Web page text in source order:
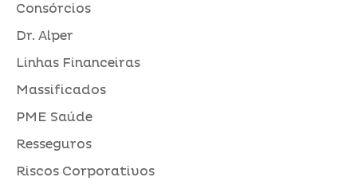
Consórcios
Dr. Alper
Linhas Financeiras
Massificados
PME Saúde
Resseguros
Riscos Corporativos